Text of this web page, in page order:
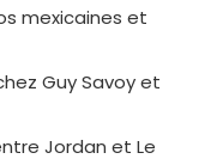
mexicaines et
Guy Savoy et
Jordan et Le